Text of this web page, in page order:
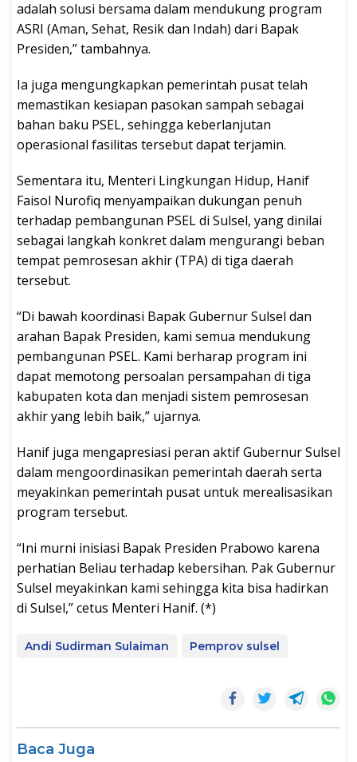
adalah solusi bersama dalam mendukung program
ASRI (Aman, Sehat, Resik dan Indah) dari Bapak
Presiden,” tambahnya.
Ia juga mengungkapkan pemerintah pusat telah
memastikan kesiapan pasokan sampah sebagai
bahan baku PSEL, sehingga keberlanjutan
operasional fasilitas tersebut dapat terjamin.
Sementara itu, Menteri Lingkungan Hidup, Hanif
Faisol Nurofiq menyampaikan dukungan penuh
terhadap pembangunan PSEL di Sulsel, yang dinilai
sebagai langkah konkret dalam mengurangi beban
tempat pemrosesan akhir (TPA) di tiga daerah
tersebut.
“Di bawah koordinasi Bapak Gubernur Sulsel dan
arahan Bapak Presiden, kami semua mendukung
pembangunan PSEL. Kami berharap program ini
dapat memotong persoalan persampahan di tiga
kabupaten kota dan menjadi sistem pemrosesan
akhir yang lebih baik,” ujarnya.
Hanif juga mengapresiasi peran aktif Gubernur Sulsel
dalam mengoordinasikan pemerintah daerah serta
meyakinkan pemerintah pusat untuk merealisasikan
program tersebut.
“Ini murni inisiasi Bapak Presiden Prabowo karena
perhatian Beliau terhadap kebersihan. Pak Gubernur
Sulsel meyakinkan kami sehingga kita bisa hadirkan
di Sulsel,” cetus Menteri Hanif. (*)
Andi Sudirman Sulaiman Pemprov sulsel
Baca Juga